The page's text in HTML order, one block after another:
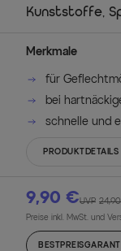
Kunststoffe,
Merkmale
für
bei
schnelle und
PRODUKTDETAILS
9,90 €UVP
Preise inkl. MwSt. und